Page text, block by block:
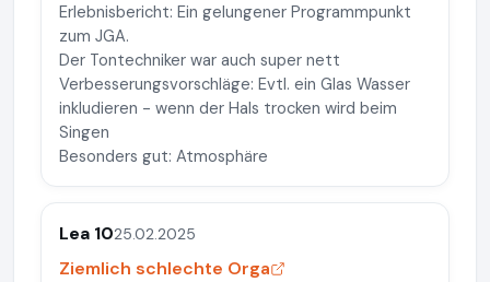
Erlebnisbericht: Ein gelungener Programmpunkt
zum JGA.
Der Tontechniker war auch super nett
Verbesserungsvorschläge: Evtl. ein Glas Wasser
inkludieren - wenn der Hals trocken wird beim
Singen
Besonders gut: Atmosphäre
Lea 1025.02.2025
Ziemlich schlechte Orga